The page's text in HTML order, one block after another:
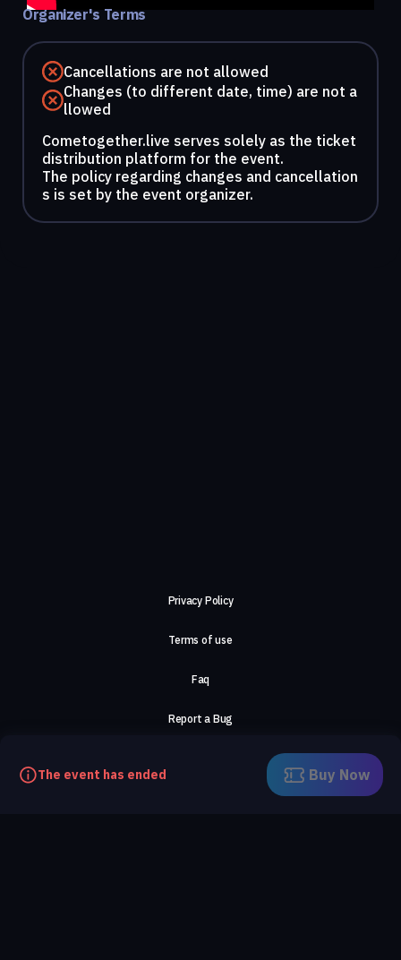
Organizer's Terms
Cancellations are not allowed
Changes (to different date, time) are not a
llowed
Cometogether.live serves solely as the ticket
distribution platform for the event.
The policy regarding changes and cancellation
s is set by the event organizer.
The event has ended Buy Now
Privacy Policy
Terms of use
Faq
Report a Bug